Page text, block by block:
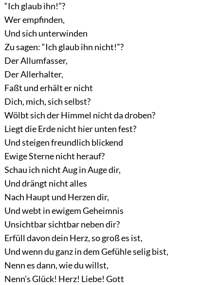
“Ich glaub ihn!”?
Wer empfinden,
Und sich unterwinden
Zu sagen: “Ich glaub ihn nicht!”?
Der Allumfasser,
Der Allerhalter,
Faßt und erhält er nicht
Dich, mich, sich selbst?
Wölbt sich der Himmel nicht da droben?
Liegt die Erde nicht hier unten fest?
Und steigen freundlich blickend
Ewige Sterne nicht herauf?
Schau ich nicht Aug in Auge dir,
Und drängt nicht alles
Nach Haupt und Herzen dir,
Und webt in ewigem Geheimnis
Unsichtbar sichtbar neben dir?
Erfüll davon dein Herz, so groß es ist,
Und wenn du ganz in dem Gefühle selig bist,
Nenn es dann, wie du willst,
Nenn’s Glück! Herz! Liebe! Gott